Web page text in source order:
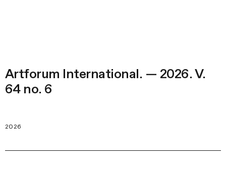
Artforum International. — 2026. V.
64 no. 6
2026